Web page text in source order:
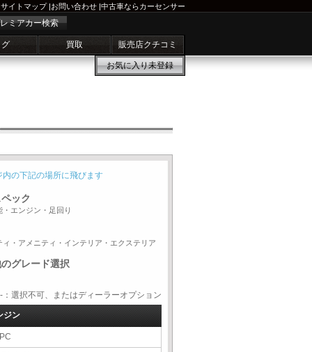
サイトマップ|お問い合わせ |中古車ならカーセンサー
ミアカー検索
買取 販売店クチコミ
お気に入り未登録
内の下記の場所に飛びます
ック
・エンジン・足回り
ィ・アメニティ・インテリア・エクステリア
グレード選択
択不可、またはディーラーオプション
ジン